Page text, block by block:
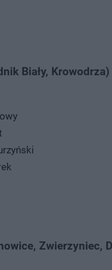
Biały, Krowodrza)
Zwierzyniec,